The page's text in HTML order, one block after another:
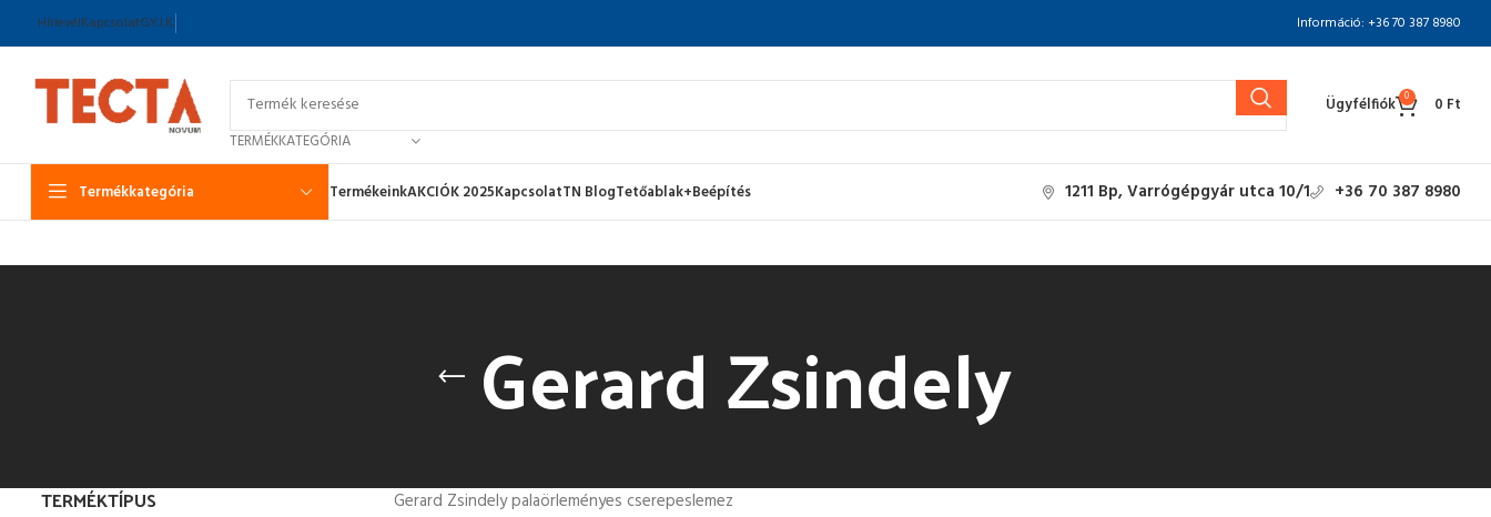
HírlevélKapcsolatGY.I.K. Információ: +36 70 387 8980
TERMÉKKATEGÓRIA
Ügyfélfiók 0 0 Ft
Termékkategória TermékeinkAKCIÓK 2025KapcsolatTN BlogTetőablak+Beépítés 1211 Bp, Varrógépgyár utca 10/1 +36 70 387 8980
Gerard Zsindely
TERMÉKTÍPUS
Gerard Zsindely palaörleményes cserepeslemez